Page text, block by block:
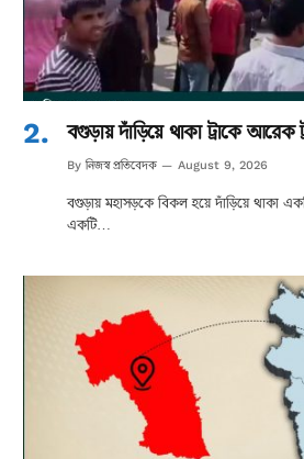
বগুড়ায় দাঁড়িয়ে থাকা ট্রাকে আরেক
By নিজস্ব প্রতিবেদক August 9, 2026
বগুড়ায় মহাসড়কে বিকল হয়ে দাঁড়িয়ে থাকা
একটি…